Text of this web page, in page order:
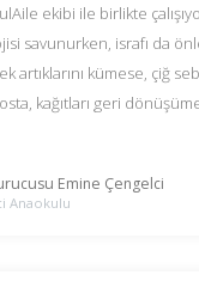
ekibi ile birlikte
savunurken, israfı da
artıklarını kümese, çiğ
kağıtları geri
Emine Çengelci
Anaokulu